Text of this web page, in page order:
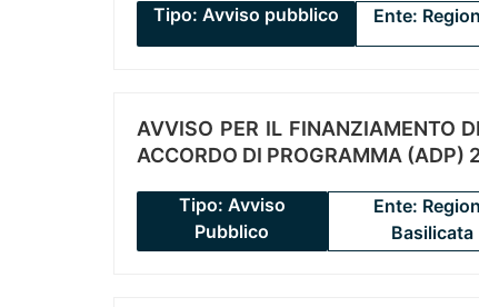
Tipo: Avviso pubblico Ente:
AVVISO PER IL FINANZIAMENTO
ACCORDO DI PROGRAMMA (ADP)
Tipo: Avviso
Pubblico
Ente:
Basilicata